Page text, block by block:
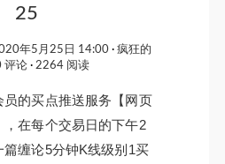
25
年5月25日 14:00
疯狂的
评论 2264 阅读
的买点推送服务【网页
，在每个交易日的下午2
篇缠论5分钟K线级别1买